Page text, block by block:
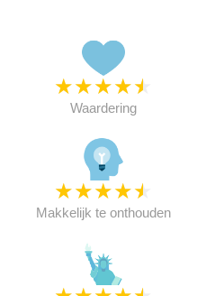
★★★★★
Waardering
★★★★★
Makkelijk te onthouden